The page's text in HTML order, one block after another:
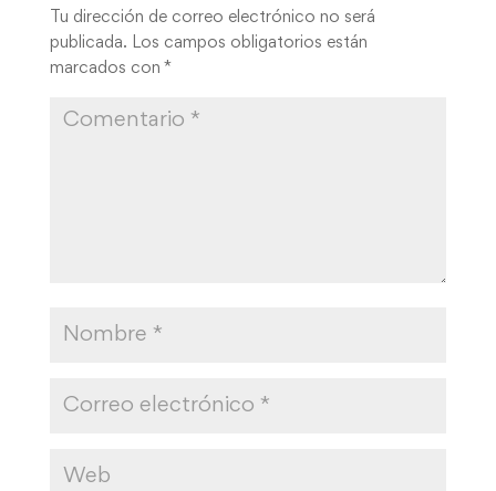
Tu dirección de correo electrónico no será
publicada. Los campos obligatorios están
marcados con *